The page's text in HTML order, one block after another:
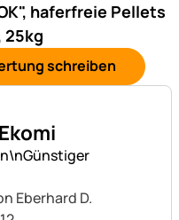
haferfreie Pellets
25kg
schreiben
Eberhard D.